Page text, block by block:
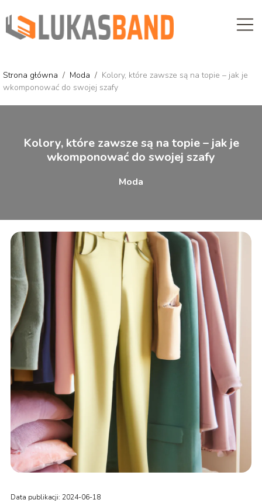
Strona główna / Moda / Kolory, które zawsze są na topie – jak je
wkomponować do swojej szafy
Kolory, które zawsze są na topie – jak je
wkomponować do swojej szafy
Moda
Data publikacji: 2024-06-18